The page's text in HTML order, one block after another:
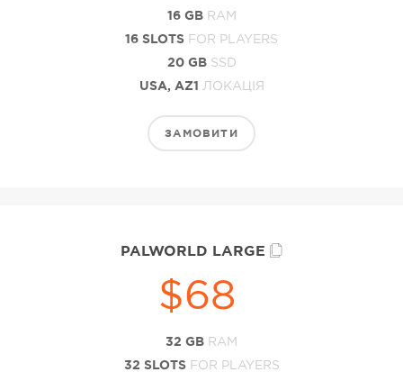
16 GBRAM
16 SLOTS FOR PLAYERS
20 GBSSD
USA, AZ1 ЛОКАЦІЯ
ЗАМОВИТИ
PALWORLD LARGE
$68
32 GB RAM
32 SLOTSFOR PLAYERS